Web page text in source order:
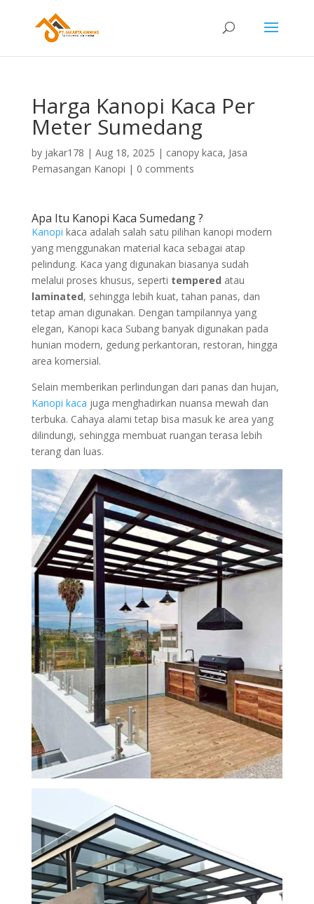
Harga Kanopi Kaca Per
Meter Sumedang
by jakar178 | Aug 18, 2025 | canopy kaca, Jasa
Pemasangan Kanopi | 0 comments
Apa Itu Kanopi Kaca Sumedang ?
Kanopi kaca adalah salah satu pilihan kanopi modern
yang menggunakan material kaca sebagai atap
pelindung. Kaca yang digunakan biasanya sudah
melalui proses khusus, seperti tempered atau
laminated, sehingga lebih kuat, tahan panas, dan
tetap aman digunakan. Dengan tampilannya yang
elegan, Kanopi kaca Subang banyak digunakan pada
hunian modern, gedung perkantoran, restoran, hingga
area komersial.
Selain memberikan perlindungan dari panas dan hujan,
Kanopi kaca juga menghadirkan nuansa mewah dan
terbuka. Cahaya alami tetap bisa masuk ke area yang
dilindungi, sehingga membuat ruangan terasa lebih
terang dan luas.